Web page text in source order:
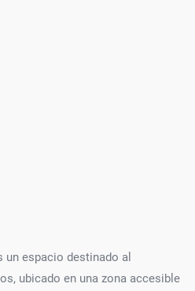
espacio destinado al
ubicado en una zona accesible